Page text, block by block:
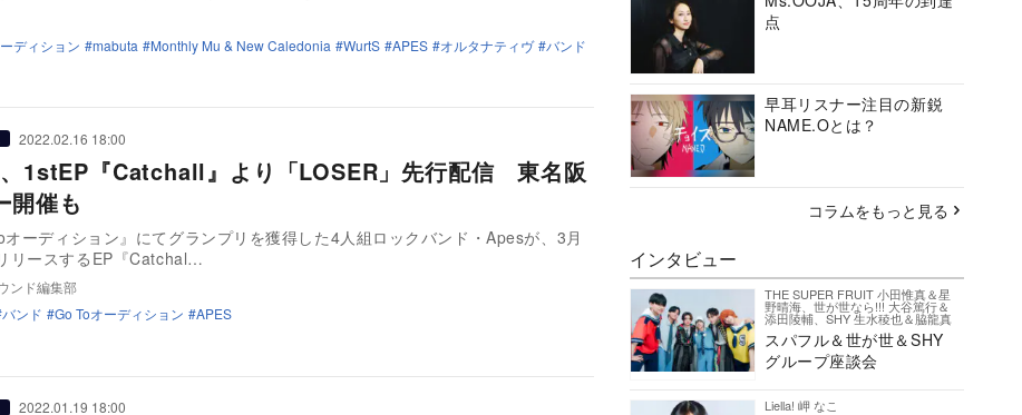
ディション
mabuta Monthly Mu & New Caledonia WurtS APES オルタナティヴ
バンド
2022.02.16 18:00
1stEP『Catchall』より「LOSER」先行配信 東名阪
開催も
オーディション』にてグランプリを獲得した4人組ロックバンド・Apesが、3月
リースするEP『Catchal…
ンド編集部
バンド Go Toオーディション APES
2022.01.19 18:00
点
早耳リスナー注目の新鋭
NAME.Oとは？
コラムをもっと見る
インタビュー
THE SUPER FRUIT 小田惟真＆星
野晴海、世が世なら!!! 大谷篤行＆
添田陵輔、SHY 生水稜也＆脇龍真
スパフル＆世が世＆SHY
グループ座談会
Liella! 岬 なこ